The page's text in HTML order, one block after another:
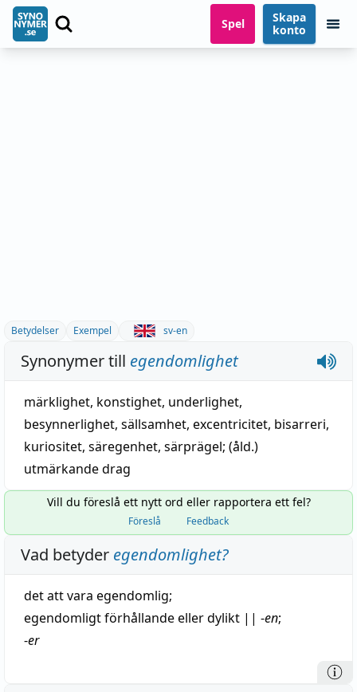
Spel
Skapa
konto
Betydelser Exempel sv-en
Synonymer till egendomlighet
märklighet, konstighet, underlighet,
besynnerlighet, sällsamhet, excentricitet, bisarreri,
kuriositet, säregenhet, särprägel; (åld.)
utmärkande drag
Vill du föreslå ett nytt ord eller rapportera ett fel?
Föreslå Feedback
Vad betyder egendomlighet?
det att vara egendomlig;
egendomligtförhållandeeller dylikt || -en;
-er